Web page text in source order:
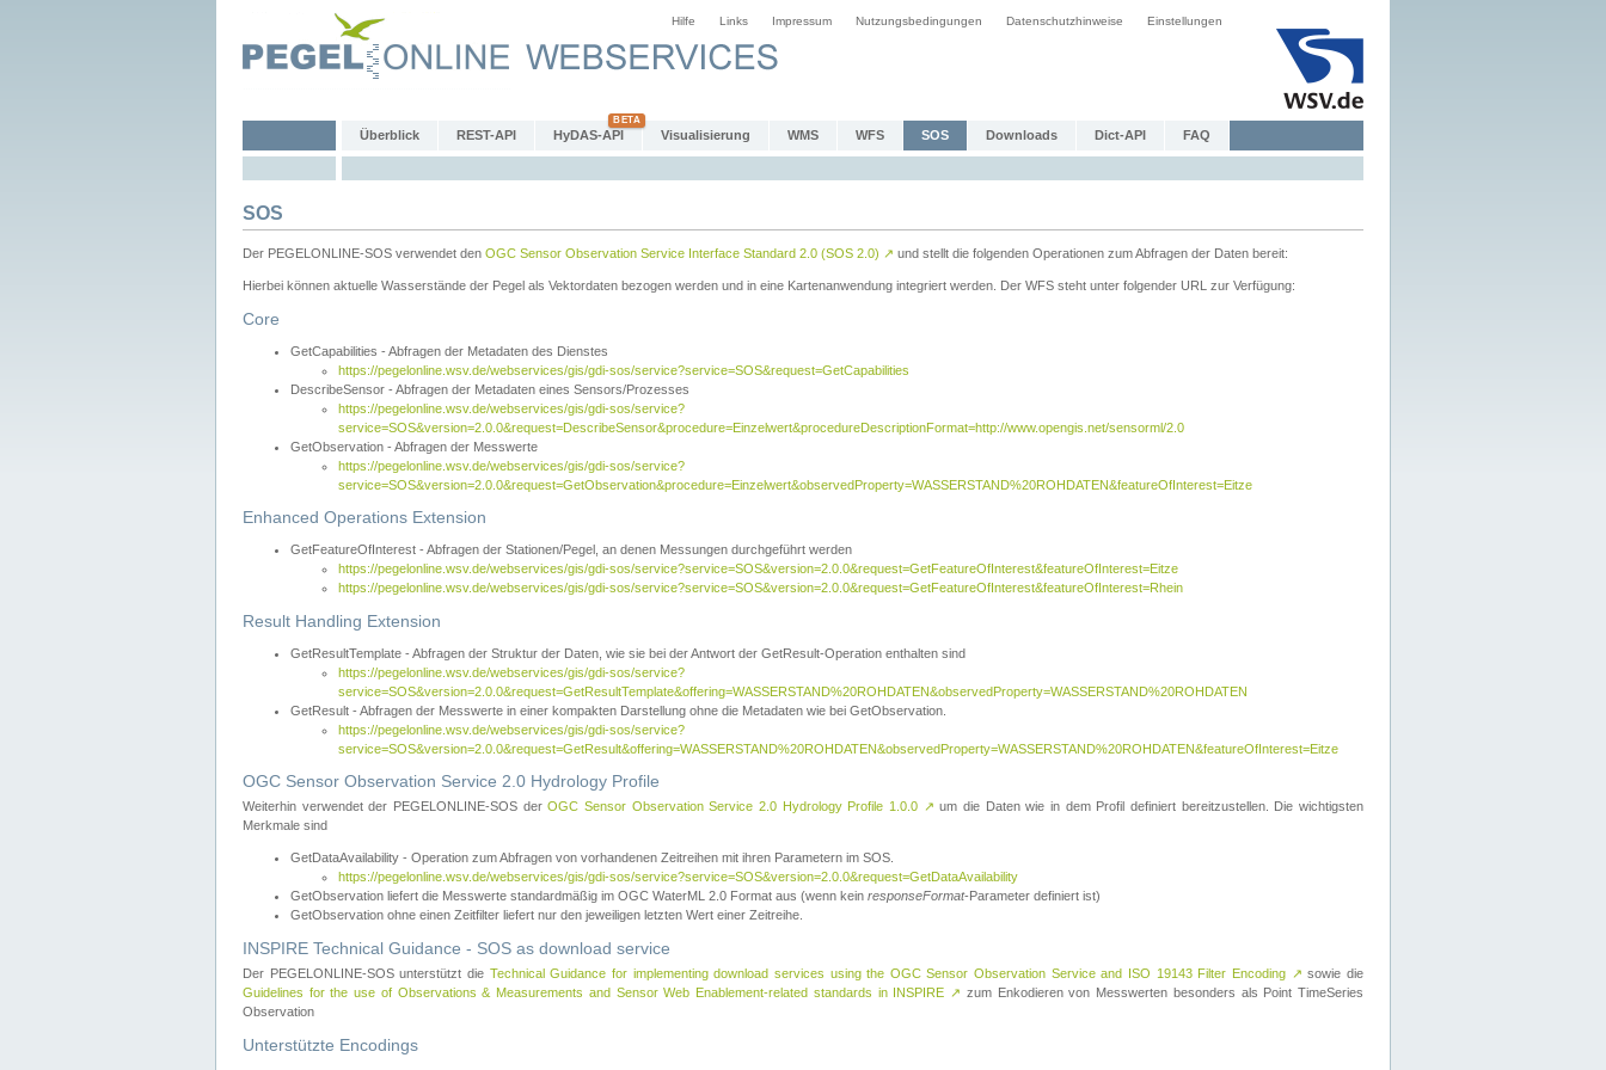
Hilfe Links Impressum Nutzungsbedingungen Datenschutzhinweise Einstellungen
Überblick REST-API HyDAS-API Visualisierung WMS WFS SOS Downloads Dict-API FAQ
SOS
Der PEGELONLINE-SOS verwendet den OGC Sensor Observation Service Interface Standard 2.0 (SOS 2.0) ↗ und stellt die folgenden Operationen zum Abfragen der Daten bereit:
Hierbei können aktuelle Wasserstände der Pegel als Vektordaten bezogen werden und in eine Kartenanwendung integriert werden. Der WFS steht unter folgender URL zur Verfügung:
Core
GetCapabilities - Abfragen der Metadaten des Dienstes
https://pegelonline.wsv.de/webservices/gis/gdi-sos/service?service=SOS&request=GetCapabilities
DescribeSensor - Abfragen der Metadaten eines Sensors/Prozesses
https://pegelonline.wsv.de/webservices/gis/gdi-sos/service?
service=SOS&version=2.0.0&request=DescribeSensor&procedure=Einzelwert&procedureDescriptionFormat=http://www.opengis.net/sensorml/2.0
GetObservation - Abfragen der Messwerte
https://pegelonline.wsv.de/webservices/gis/gdi-sos/service?
service=SOS&version=2.0.0&request=GetObservation&procedure=Einzelwert&observedProperty=WASSERSTAND%20ROHDATEN&featureOfInterest=Eitze
Enhanced Operations Extension
GetFeatureOfInterest - Abfragen der Stationen/Pegel, an denen Messungen durchgeführt werden
https://pegelonline.wsv.de/webservices/gis/gdi-sos/service?service=SOS&version=2.0.0&request=GetFeatureOfInterest&featureOfInterest=Eitze
https://pegelonline.wsv.de/webservices/gis/gdi-sos/service?service=SOS&version=2.0.0&request=GetFeatureOfInterest&featureOfInterest=Rhein
Result Handling Extension
GetResultTemplate - Abfragen der Struktur der Daten, wie sie bei der Antwort der GetResult-Operation enthalten sind
https://pegelonline.wsv.de/webservices/gis/gdi-sos/service?
service=SOS&version=2.0.0&request=GetResultTemplate&offering=WASSERSTAND%20ROHDATEN&observedProperty=WASSERSTAND%20ROHDATEN
GetResult - Abfragen der Messwerte in einer kompakten Darstellung ohne die Metadaten wie bei GetObservation.
https://pegelonline.wsv.de/webservices/gis/gdi-sos/service?
service=SOS&version=2.0.0&request=GetResult&offering=WASSERSTAND%20ROHDATEN&observedProperty=WASSERSTAND%20ROHDATEN&featureOfInterest=Eitze
OGC Sensor Observation Service 2.0 Hydrology Profile
Weiterhin verwendet der PEGELONLINE-SOS derOGC Sensor Observation Service 2.0 Hydrology Profile 1.0.0 ↗ um die Daten wie in dem Profil definiert bereitzustellen. Die wichtigsten
Merkmale sind
GetDataAvailability - Operation zum Abfragen von vorhandenen Zeitreihen mit ihren Parametern im SOS.
https://pegelonline.wsv.de/webservices/gis/gdi-sos/service?service=SOS&version=2.0.0&request=GetDataAvailability
GetObservation liefert die Messwerte standardmäßig im OGC WaterML 2.0 Format aus (wenn kein responseFormat-Parameter definiert ist)
GetObservation ohne einen Zeitfilter liefert nur den jeweiligen letzten Wert einer Zeitreihe.
INSPIRE Technical Guidance - SOS as download service
Der PEGELONLINE-SOS unterstützt die Technical Guidance for implementing download services using the OGC Sensor Observation Service and ISO 19143 Filter Encoding ↗ sowie die
Guidelines for the use of Observations & Measurements and Sensor Web Enablement-related standards in INSPIRE ↗ zum Enkodieren von Messwerten besonders als Point TimeSeries
Observation
Unterstützte Encodings